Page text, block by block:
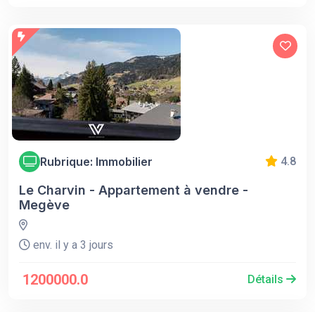
Rubrique: Immobilier 4.8
Le Charvin - Appartement à vendre -
Megève
env. il y a 3 jours
1200000.0 Détails